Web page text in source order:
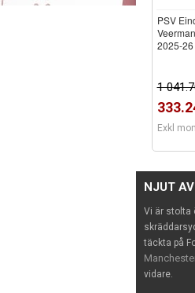
PSV
2025-
1
Exkl
NJUT
Vi är stolta
täckta på
vidare.